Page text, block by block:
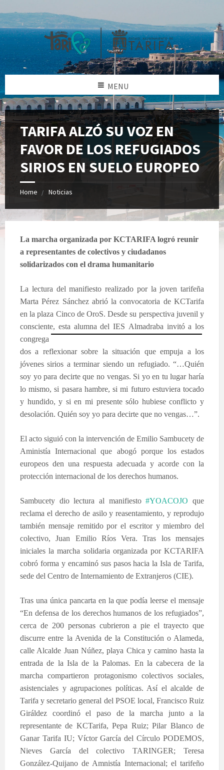
MENU
TARIFA ALZÓ SU VOZ EN
FAVOR DE LOS REFUGIADOS
SIRIOS EN SUELO EUROPEO
Home Noticias
La marcha organizada por KCTARIFA logró reunir
a representantes de colectivos y ciudadanos
solidarizados con el drama humanitario
La lectura del manifiesto realizado por la joven tarifeña
Marta Pérez Sánchez abrió la convocatoria de KCTarifa
en la plaza Cinco de OroS. Desde su perspectiva juvenil y
consciente, esta alumna del IES Almadraba invitó a los
congrega
dos a reflexionar sobre la situación que empuja a los
jóvenes sirios a terminar siendo un refugiado. “…Quién
soy yo para decirte que no vengas. Si yo en tu lugar haría
lo mismo, si pasara hambre, si mi futuro estuviera tocado
y hundido, y si en mi presente sólo hubiese conflicto y
desolación. Quién soy yo para decirte que no vengas…”.
El acto siguió con la intervención de Emilio Sambucety de
Aministía Internacional que abogó porque los estados
europeos den una respuesta adecuada y acorde con la
protección internacional de los derechos humanos.
Sambucety dio lectura al manifiesto‪#‎YOACOJO‬ que
reclama el derecho de asilo y reasentamiento, y reprodujo
también mensaje remitido por el escritor y miembro del
colectivo, Juan Emilio Ríos Vera. Tras los mensajes
iniciales la marcha solidaria organizada por KCTARIFA
cobró forma y encaminó sus pasos hacia la Isla de Tarifa,
sede del Centro de Internamiento de Extranjeros (CIE).
Tras una única pancarta en la que podía leerse el mensaje
“En defensa de los derechos humanos de los refugiados”,
cerca de 200 personas cubrieron a pie el trayecto que
discurre entre la Avenida de la Constitución o Alameda,
calle Alcalde Juan Núñez, playa Chica y camino hasta la
entrada de la Isla de la Palomas. En la cabecera de la
marcha compartieron protagonismo colectivos sociales,
asistenciales y agrupaciones políticas. Así el alcalde de
Tarifa y secretario general del PSOE local, Francisco Ruiz
Giráldez coordinó el paso de la marcha junto a la
representante de KCTarifa, Pepa Ruiz; Pilar Blanco de
Ganar Tarifa IU; Víctor García del Círculo PODEMOS,
Nieves García del colectivo TARINGER; Teresa
González-Quijano de Amnistía Internacional; el tarifeño